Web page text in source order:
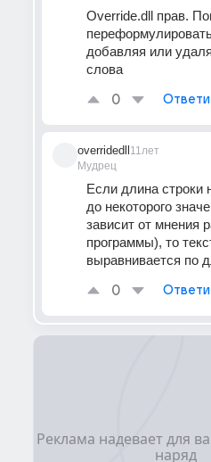
Override.dll прав.
добавляя или
слова
0
overridedll
Мудрец
11лет
Если длина строки
до некоторого
зависит от мнения
программы), то
выравнивается по
0